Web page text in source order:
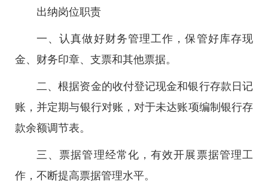
出纳岗位职责
一、认真做好财务管理工作，保管好库存现
金、财务印章、支票和其他票据。
二、根据资金的收付登记现金和银行存款日记
账，并定期与银行对账，对于未达账项编制银行存
款余额调节表。
三、票据管理经常化，有效开展票据管理工
作，不断提高票据管理水平。